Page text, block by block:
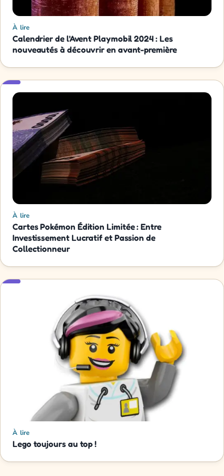
À lire
Calendrier de l'Avent Playmobil 2024 : Les
nouveautés à découvrir en avant-première
À lire
Cartes Pokémon Édition Limitée : Entre
Investissement Lucratif et Passion de
Collectionneur
À lire
Lego toujours au top !